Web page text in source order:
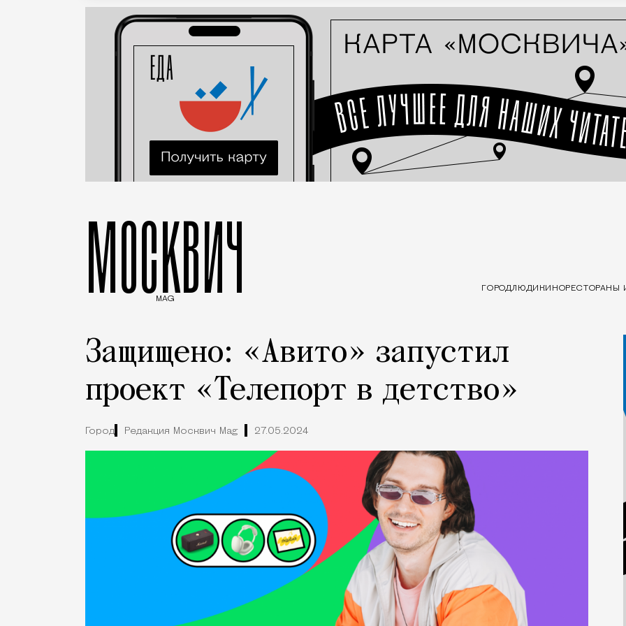
МОСКВИЧ
MAG
ГОРОДЛЮДИ КИНОРЕСТОРАНЫ
Защищено: «Авито» запустил
проект «Телепорт в детство»
Город Редакция Москвич Mag 27.05.2024